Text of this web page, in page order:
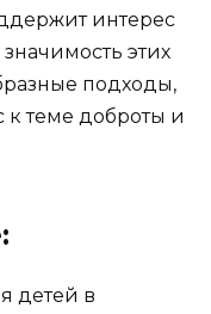
интерес
этих
подходы,
к теме доброты и
детей в